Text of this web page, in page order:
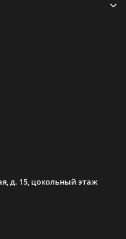
д. 15, цокольный этаж